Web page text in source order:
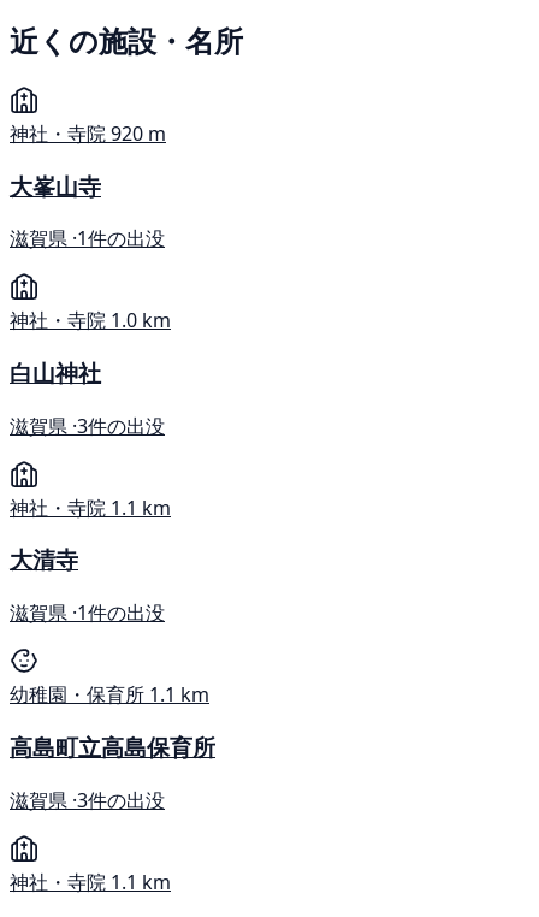
近くの施設・名所
神社・寺院920 m
大峯山寺
滋賀県 ·1件の出没
神社・寺院 1.0 km
白山神社
滋賀県 ·3件の出没
神社・寺院 1.1 km
大清寺
滋賀県 ·1件の出没
幼稚園・保育所 1.1 km
高島町立高島保育所
滋賀県 ·3件の出没
神社・寺院 1.1 km